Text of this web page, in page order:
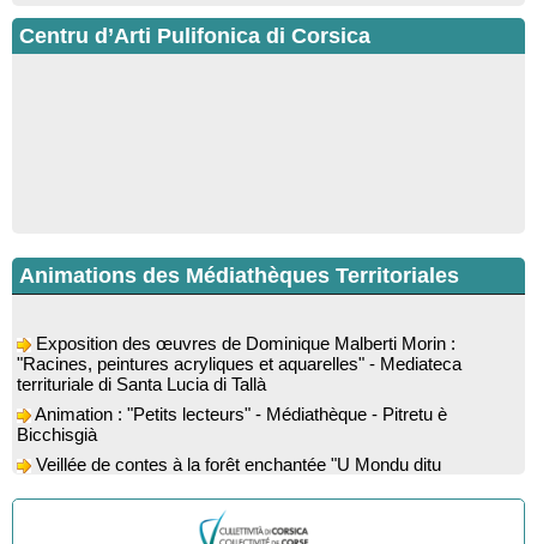
Centru d’Arti Pulifonica di Corsica
Animations des Médiathèques Territoriales
"Racines, peintures acryliques et aquarelles" - Mediateca
territuriale di Santa Lucia di Tallà
Animation : "Petits lecteurs" - Médiathèque - Pitretu è
Bicchisgià
Veillée de contes à la forêt enchantée "U Mondu ditu
mignuleddu" par la Caravane de Conteurs - Currà
patrimoine religieux, roman, thermal et littéraire - Spaziu Jean-
Marc Fiamma - A Sarra di Farru